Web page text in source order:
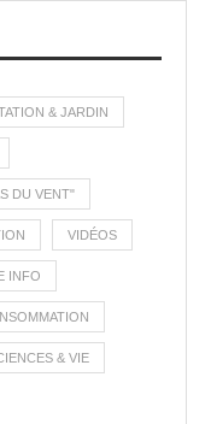
& JARDIN
DU VENT"
VIDÉOS
INFO
& VIE